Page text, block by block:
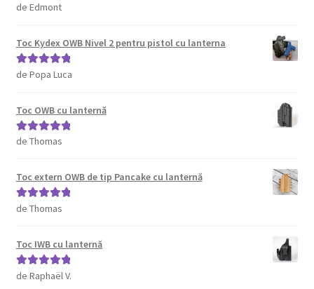
Evaluat la5
de Edmont
Toc Kydex OWB Nivel 2 pentru pistol cu lanterna
Evaluat la5
de Popa Luca
Toc OWB cu lanternă
Evaluat la5
de Thomas
Toc extern OWB de tip Pancake cu lanternă
Evaluat la5
de Thomas
Toc IWB cu lanternă
Evaluat la5
de Raphaël V.